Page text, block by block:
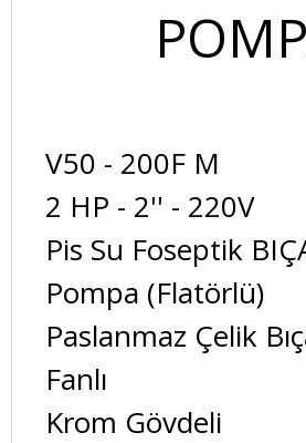
V50 - 200F M
2 HP - 2'' - 220V
Pis Su Foseptik
Pompa (Flatörlü)
Paslanmaz Çelik
Fanlı
Krom Gövdeli